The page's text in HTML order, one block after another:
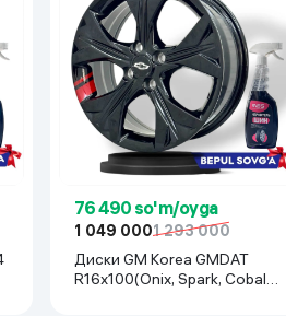
76 490 so'm/oyga
1 049 0001 293 000
Диски GM Korea GMDAT
R16x100(Onix, Spark, Cobalt,